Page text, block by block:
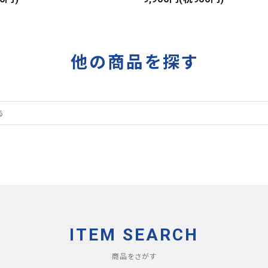
他の商品を探す
ITEM SEARCH
商品をさがす